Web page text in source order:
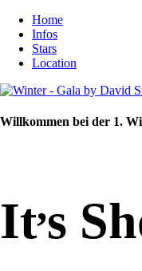
Home
Infos
Stars
Location
Willkommen bei der 1.
It,s